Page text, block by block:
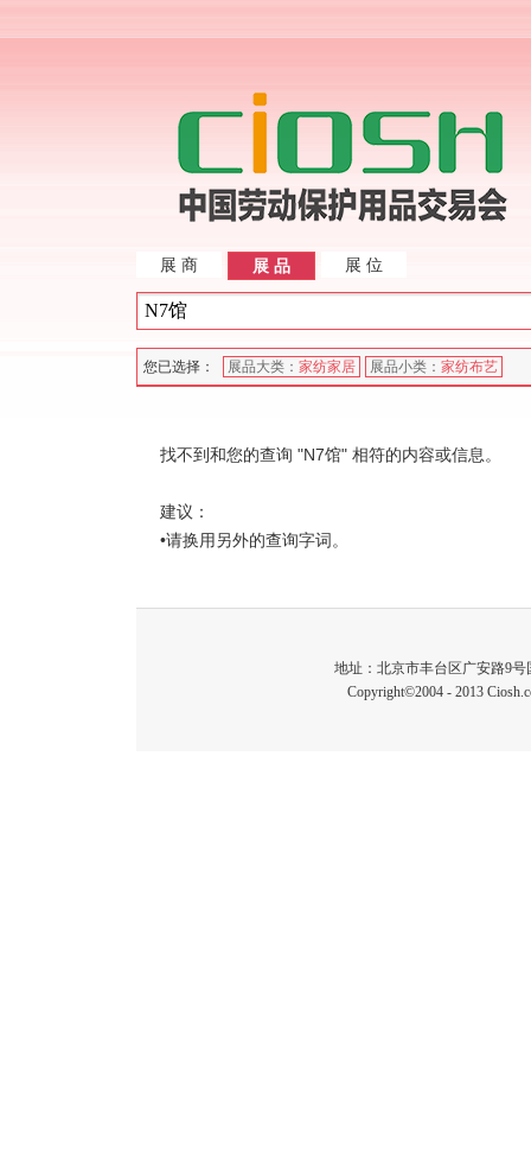
展 商 展 品 展 位
您已选择： 展品大类： 家纺家居 展品小类： 家纺布艺
找不到和您的查询 "N7馆" 相符的内容或信息。
建议：
•请换用另外的查询字词。
地址：北京市丰台区广安路9号
Copyright©2004 - 2013